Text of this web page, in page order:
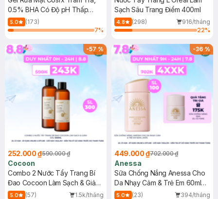
0.5% BHA Có Độ pH Thấp
150ml
5.0
(173)
7%
Sạch Sâu Trang Điểm 400ml
4.8 (298)
916/tháng
22%
-57%
252.000 ₫590.000 ₫
Cocoon
Combo 2 Nước Tẩy Trang Bí
Đao Cocoon Làm Sạch & Giảm
Dầu 500ml
5.0 (57)
1.5k/tháng
-36%
449.000 ₫702.000 ₫
Anessa
Sữa Chống Nắng Anessa Cho
Da Nhạy Cảm & Trẻ Em 60ml
(Mới)
5.0 (23)
394/tháng